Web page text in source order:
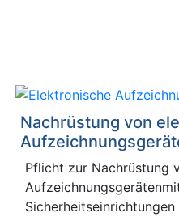
Nachrüstung von
Pflicht zur Nachrüstung